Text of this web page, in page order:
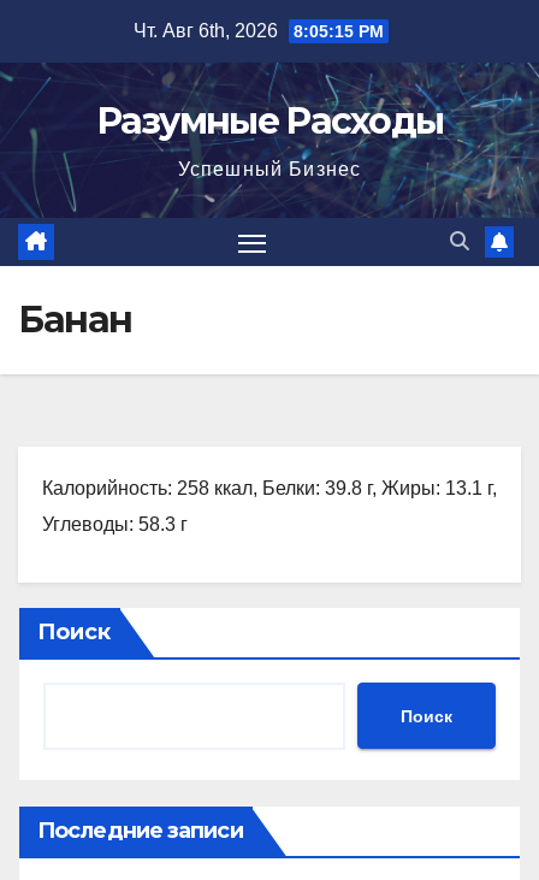
содержимому
Чт. Авг 6th, 2026 8:05:16 PM
Разумные Расходы
Успешный Бизнес
Банан
Калорийность: 258 ккал, Белки: 39.8 г, Жиры: 13.1 г,
Углеводы: 58.3 г
Поиск
Поиск
Последние записи